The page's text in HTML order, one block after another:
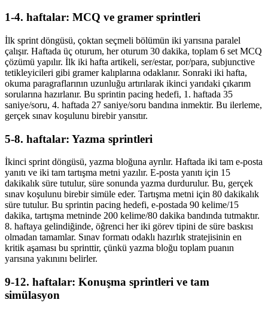
1-4. haftalar: MCQ ve gramer sprintleri
İlk sprint döngüsü, çoktan seçmeli bölümün iki yarısına paralel
çalışır. Haftada üç oturum, her oturum 30 dakika, toplam 6 set MCQ
çözümü yapılır. İlk iki hafta artikeli, ser/estar, por/para, subjunctive
tetikleyicileri gibi gramer kalıplarına odaklanır. Sonraki iki hafta,
okuma paragraflarının uzunluğu artırılarak ikinci yarıdaki çıkarım
sorularına hazırlanır. Bu sprintin pacing hedefi, 1. haftada 35
saniye/soru, 4. haftada 27 saniye/soru bandına inmektir. Bu ilerleme,
gerçek sınav koşulunu birebir yansıtır.
5-8. haftalar: Yazma sprintleri
İkinci sprint döngüsü, yazma bloğuna ayrılır. Haftada iki tam e-posta
yanıtı ve iki tam tartışma metni yazılır. E-posta yanıtı için 15
dakikalık süre tutulur, süre sonunda yazma durdurulur. Bu, gerçek
sınav koşulunu birebir simüle eder. Tartışma metni için 80 dakikalık
süre tutulur. Bu sprintin pacing hedefi, e-postada 90 kelime/15
dakika, tartışma metninde 200 kelime/80 dakika bandında tutmaktır.
8. haftaya gelindiğinde, öğrenci her iki görev tipini de süre baskısı
olmadan tamamlar. Sınav formatı odaklı hazırlık stratejisinin en
kritik aşaması bu sprinttir, çünkü yazma bloğu toplam puanın
yarısına yakınını belirler.
9-12. haftalar: Konuşma sprintleri ve tam
simülasyon